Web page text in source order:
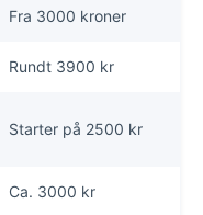
Fra 3000 kroner
Rundt 3900 kr
Starter på 2500 kr
Ca. 3000 kr